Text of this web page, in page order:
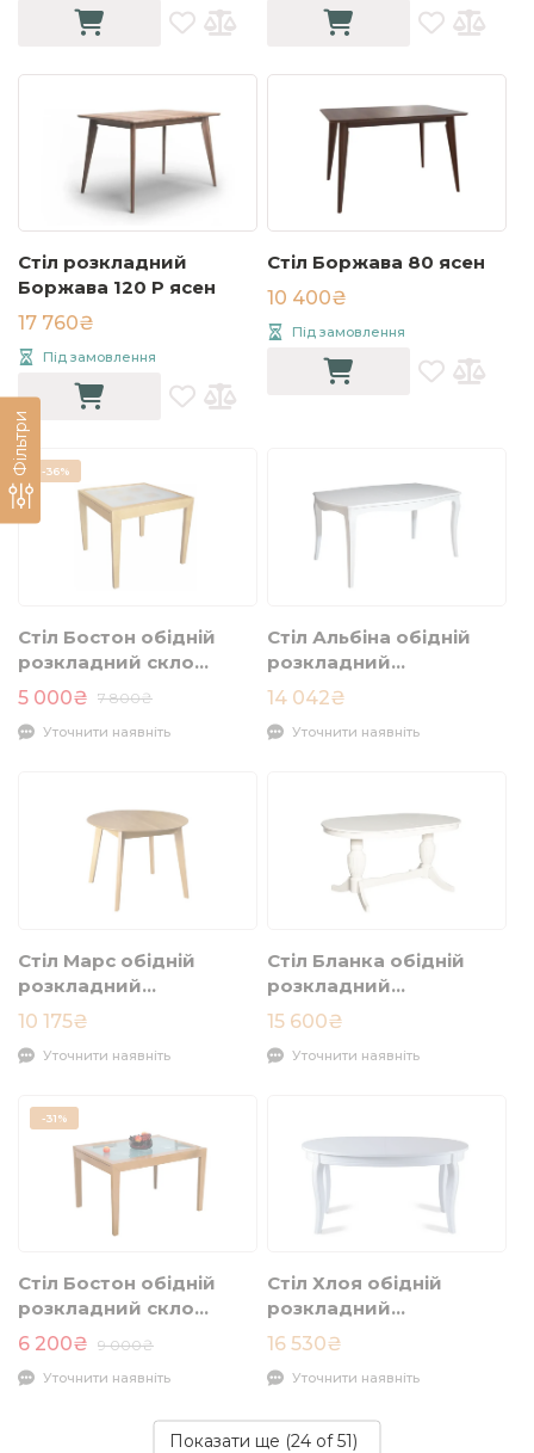
Фільтри
Стіл розкладний
Боржава 120 Р ясен
17 760₴
Під замовлення
Стіл Боржава 80 ясен
10 400₴
Під замовлення
-36%
Стіл Бостон обідній
розкладний скло
900/1800x900x760 дуб
світлий
5 000₴ 7 800₴
Уточнити наявніть
Стіл Альбіна обідній
розкладний
1600/2040x920x750
білий
14 042₴
Уточнити наявніть
Стіл Марс обідній
розкладний
900/1200x900x750 дуб
10 175₴
Уточнити наявніть
Стіл Бланка обідній
розкладний
1600/2000x900x750
айворі
15 600₴
Уточнити наявніть
-31%
Стіл Бостон обідній
розкладний скло
1200/2400x900x760
дуб світлий
6 200₴ 9 000₴
Уточнити наявніть
Стіл Хлоя обідній
розкладний
1530/1910x1020x750
білий
16 530₴
Уточнити наявніть
Показати ще (24of 51)